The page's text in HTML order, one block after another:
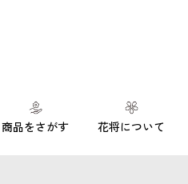
商品をさがす 花将について